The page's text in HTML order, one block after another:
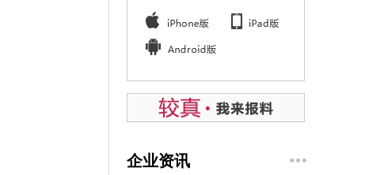
企业资讯